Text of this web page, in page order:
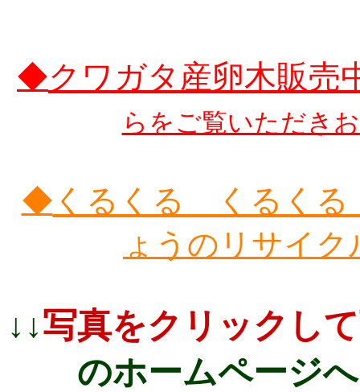
◆クワガタ産卵木販売
らをご覧いただき
◆ くるくる くるく
ょうのリサイ
↓↓写真をクリックし
のホームページ